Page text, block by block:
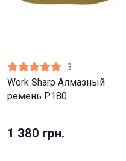
3
Work Sharp Алмазный
ремень P180
1 380 грн.